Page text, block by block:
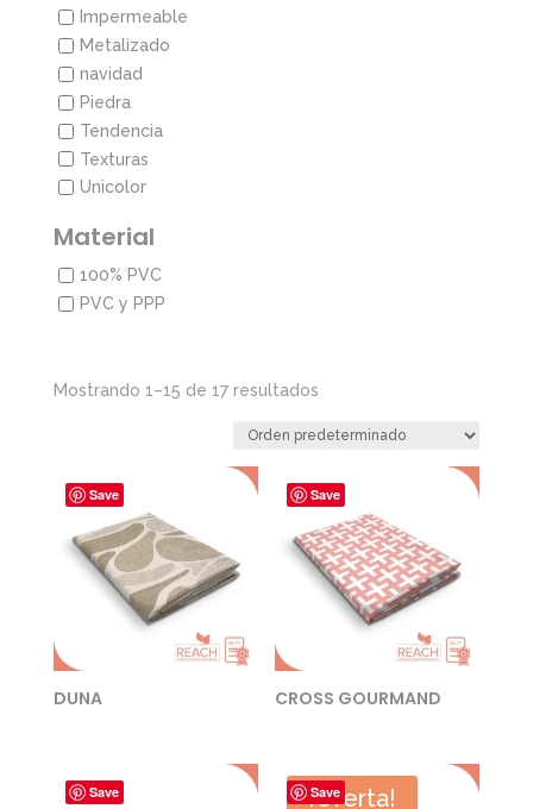
Impermeable
Metalizado
navidad
Piedra
Tendencia
Texturas
Unicolor
Material
100% PVC
PVC y PPP
Mostrando 1–15 de 17 resultados
Save
DUNA
Save
CROSS GOURMAND
Save Save
¡Oferta!